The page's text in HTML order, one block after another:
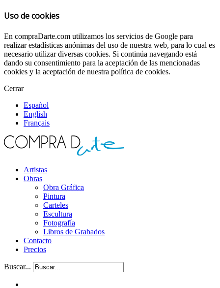
Uso de cookies
En compraDarte.com utilizamos los servicios de Google para
realizar estadísticas anónimas del uso de nuestra web, para lo cual es
necesario utilizar diversas cookies. Si continúa navegando está
dando su consentimiento para la aceptación de las mencionadas
cookies y la aceptación de nuestra política de cookies.
Cerrar
Español
English
Français
Artistas
Obras
Obra Gráfica
Pintura
Carteles
Escultura
Fotografía
Libros de Grabados
Contacto
Precios
Buscar...